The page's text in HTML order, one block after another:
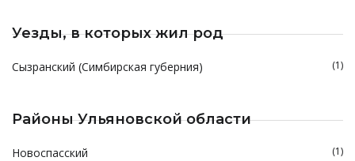
Уезды, в которых жил род
Сызранский (Симбирская губерния) (1)
Районы Ульяновской области
Новоспасский (1)